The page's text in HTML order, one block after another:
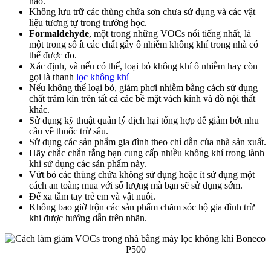
Không lưu trữ các thùng chứa sơn chưa sử dụng và các vật
liệu tương tự trong trường học.
Formaldehyde, một trong những VOCs nổi tiếng nhất, là
một trong số ít các chất gây ô nhiễm không khí trong nhà có
thể được đo.
Xác định, và nếu có thể, loại bỏ không khí ô nhiễm hay còn
gọi là thanh lọc không khí
Nếu không thể loại bỏ, giảm phơi nhiễm bằng cách sử dụng
chất trám kín trên tất cả các bề mặt vách kính và đồ nội thất
khác.
Sử dụng kỹ thuật quản lý dịch hại tổng hợp để giảm bớt nhu
cầu về thuốc trừ sâu.
Sử dụng các sản phẩm gia đình theo chỉ dẫn của nhà sản xuất.
Hãy chắc chắn rằng bạn cung cấp nhiều không khí trong lành
khi sử dụng các sản phẩm này.
Vứt bỏ các thùng chứa không sử dụng hoặc ít sử dụng một
cách an toàn; mua với số lượng mà bạn sẽ sử dụng sớm.
Để xa tầm tay trẻ em và vật nuôi.
Không bao giờ trộn các sản phẩm chăm sóc hộ gia đình trừ
khi được hướng dẫn trên nhãn.